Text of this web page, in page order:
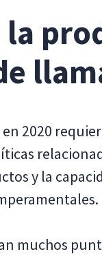
la
2020
y la
muchos